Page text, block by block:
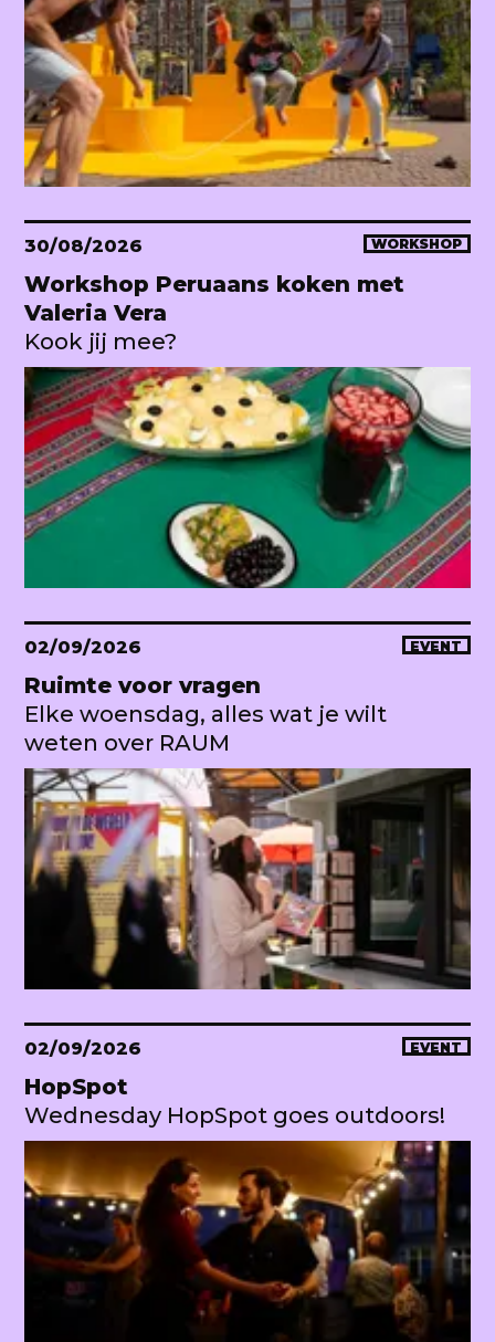
30/08/2026 WORKSHOP
Workshop Peruaans koken met
Valeria Vera
Kook jij mee?
02/09/2026 EVENT
Ruimte voor vragen
Elke woensdag, alles wat je wilt
weten over RAUM
02/09/2026 EVENT
HopSpot
Wednesday HopSpot goes outdoors!